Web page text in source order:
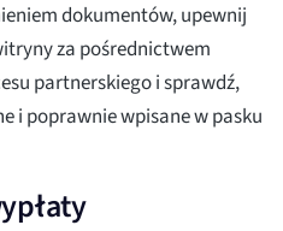
dokumentów, upewnij
za pośrednictwem
partnerskiego i sprawdź,
i poprawnie wpisane w pasku